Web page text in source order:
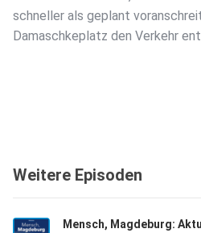
schneller als geplant
Damaschkeplatz den Verkehr
Weitere Episoden